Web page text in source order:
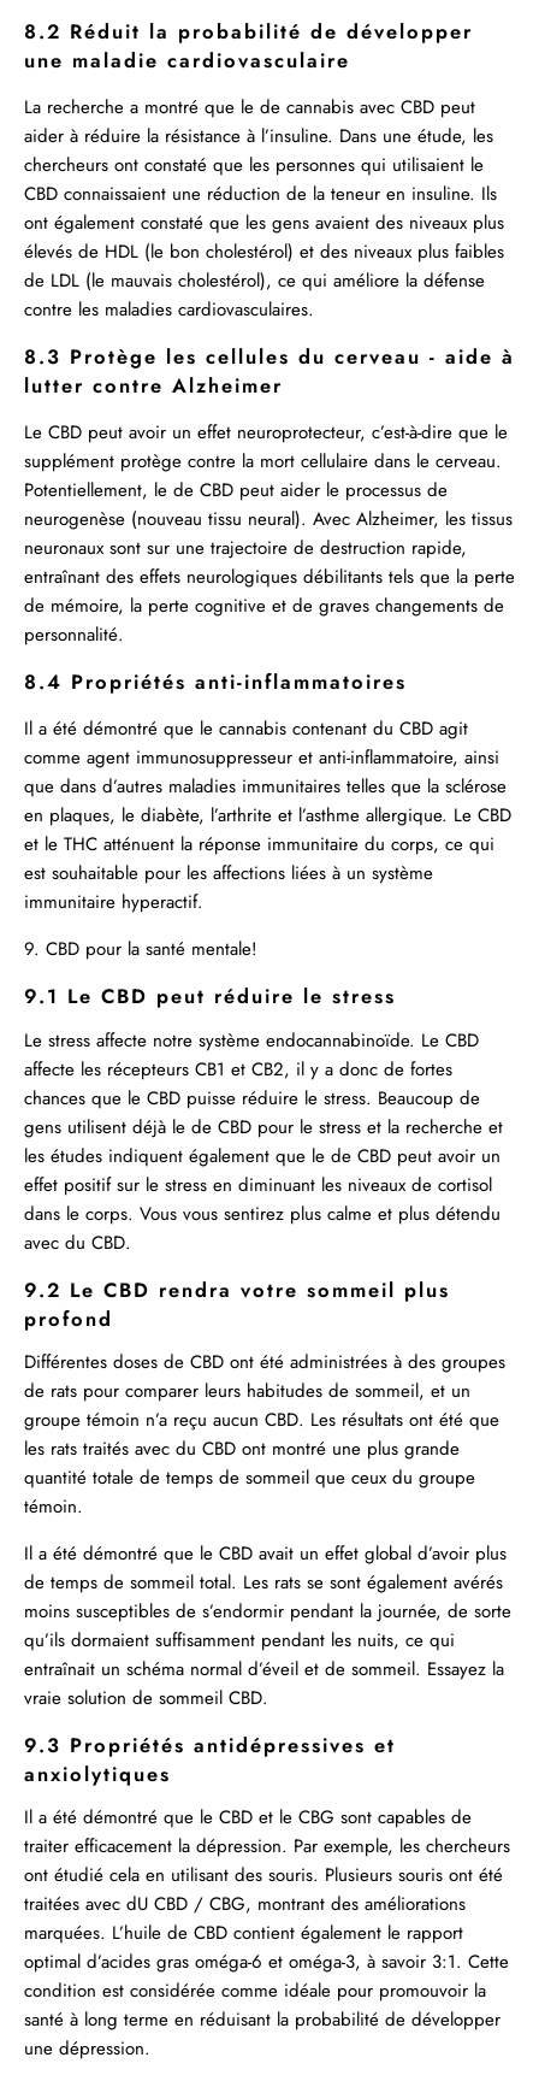
8.2 Réduit la probabilité de développer
une maladie cardiovasculaire
La recherche a montré que le de cannabis avec CBD peut
aider à réduire la résistance à l’insuline. Dans une étude, les
chercheurs ont constaté que les personnes qui utilisaient le
CBD connaissaient une réduction de la teneur en insuline. Ils
ont également constaté que les gens avaient des niveaux plus
élevés de HDL (le bon cholestérol) et des niveaux plus faibles
de LDL (le mauvais cholestérol), ce qui améliore la défense
contre les maladies cardiovasculaires.
8.3 Protège les cellules du cerveau - aide à
lutter contre Alzheimer
Le CBD peut avoir un effet neuroprotecteur, c’est-à-dire que le
supplément protège contre la mort cellulaire dans le cerveau.
Potentiellement, le de CBD peut aider le processus de
neurogenèse (nouveau tissu neural). Avec Alzheimer, les tissus
neuronaux sont sur une trajectoire de destruction rapide,
entraînant des effets neurologiques débilitants tels que la perte
de mémoire, la perte cognitive et de graves changements de
personnalité.
8.4 Propriétés anti-inflammatoires
Il a été démontré que le cannabis contenant du CBD agit
comme agent immunosuppresseur et anti-inflammatoire, ainsi
que dans d’autres maladies immunitaires telles que la sclérose
en plaques, le diabète, l’arthrite et l’asthme allergique. Le CBD
et le THC atténuent la réponse immunitaire du corps, ce qui
est souhaitable pour les affections liées à un système
immunitaire hyperactif.
9. CBD pour la santé mentale!
9.1 Le CBD peut réduire le stress
Le stress affecte notre système endocannabinoïde. Le CBD
affecte les récepteurs CB1 et CB2, il y a donc de fortes
chances que le CBD puisse réduire le stress. Beaucoup de
gens utilisent déjà le de CBD pour le stress et la recherche et
les études indiquent également que le de CBD peut avoir un
effet positif sur le stress en diminuant les niveaux de cortisol
dans le corps. Vous vous sentirez plus calme et plus détendu
avec du CBD.
9.2 Le CBD rendra votre sommeil plus
profond
Différentes doses de CBD ont été administrées à des groupes
de rats pour comparer leurs habitudes de sommeil, et un
groupe témoin n’a reçu aucun CBD. Les résultats ont été que
les rats traités avec du CBD ont montré une plus grande
quantité totale de temps de sommeil que ceux du groupe
témoin.
Il a été démontré que le CBD avait un effet global d’avoir plus
de temps de sommeil total. Les rats se sont également avérés
moins susceptibles de s’endormir pendant la journée, de sorte
qu’ils dormaient suffisamment pendant les nuits, ce qui
entraînait un schéma normal d’éveil et de sommeil. Essayez la
vraie solution de sommeil CBD.
9.3 Propriétés antidépressives et
anxiolytiques
Il a été démontré que le CBD et le CBG sont capables de
traiter efficacement la dépression. Par exemple, les chercheurs
ont étudié cela en utilisant des souris. Plusieurs souris ont été
traitées avec dU CBD / CBG, montrant des améliorations
marquées. L’huile de CBD contient également le rapport
optimal d’acides gras oméga-6 et oméga-3, à savoir 3:1. Cette
condition est considérée comme idéale pour promouvoir la
santé à long terme en réduisant la probabilité de développer
une dépression.